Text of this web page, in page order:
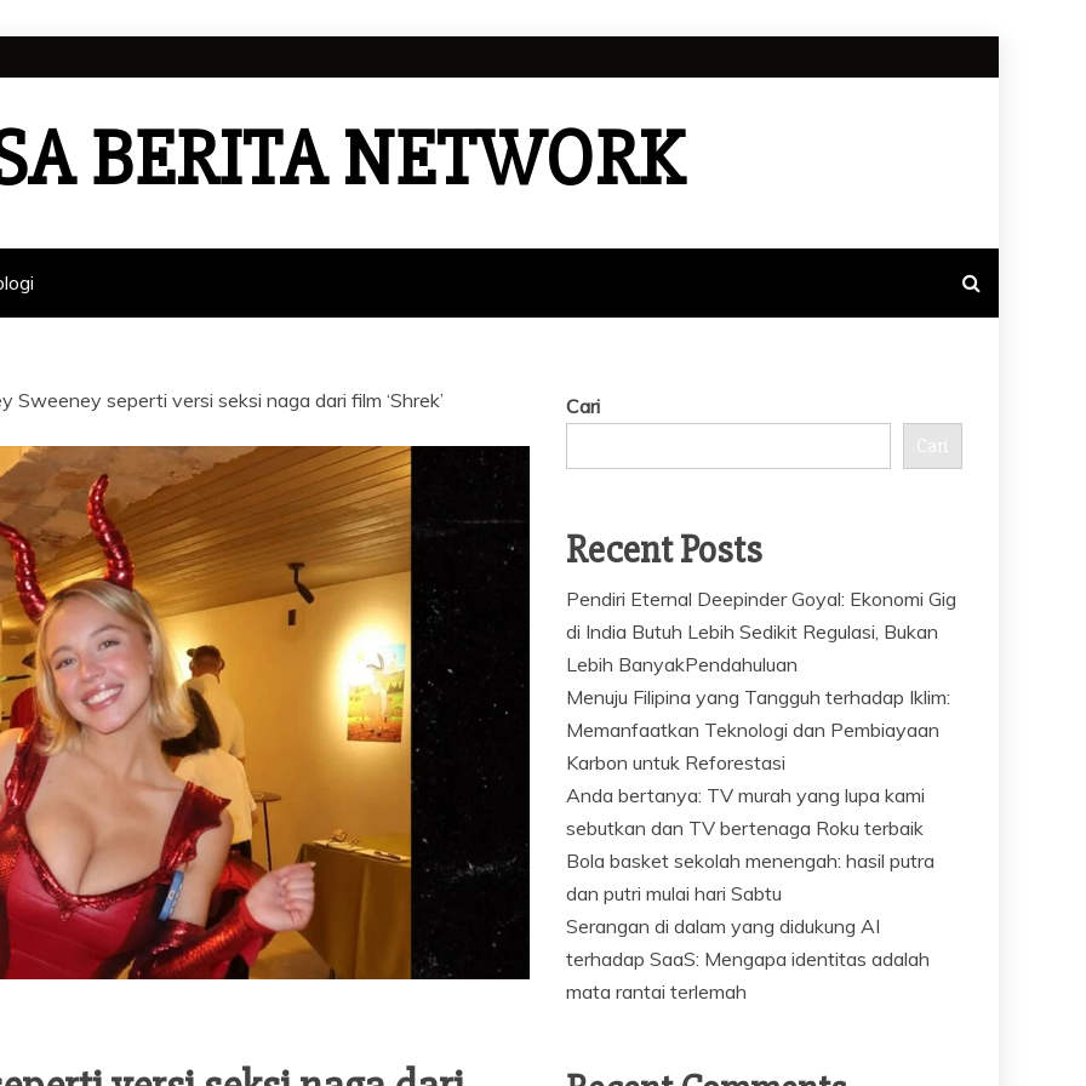
BERITA NETWORK
Sweeney seperti versi seksi naga dari film ‘Shrek’
Cari
Cari
Recent Posts
Pendiri Eternal Deepinder Goyal: Ekonomi Gig
di India Butuh Lebih Sedikit Regulasi, Bukan
Lebih BanyakPendahuluan
Menuju Filipina yang Tangguh terhadap Iklim:
Memanfaatkan Teknologi dan Pembiayaan
Karbon untuk Reforestasi
Anda bertanya: TV murah yang lupa kami
sebutkan dan TV bertenaga Roku terbaik
Bola basket sekolah menengah: hasil putra
dan putri mulai hari Sabtu
Serangan di dalam yang didukung AI
terhadap SaaS: Mengapa identitas adalah
mata rantai terlemah